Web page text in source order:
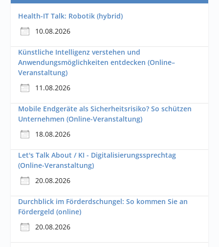
Health-IT Talk: Robotik (hybrid)
10.08.2026
Künstliche Intelligenz verstehen und
Anwendungsmöglichkeiten entdecken (Online–
Veranstaltung)
11.08.2026
Mobile Endgeräte als Sicherheitsrisiko? So schützen
Unternehmen (Online-Veranstaltung)
18.08.2026
Let's Talk About / KI - Digitalisierungssprechtag
(Online-Veranstaltung)
20.08.2026
Durchblick im Förderdschungel: So kommen Sie an
Fördergeld (online)
20.08.2026